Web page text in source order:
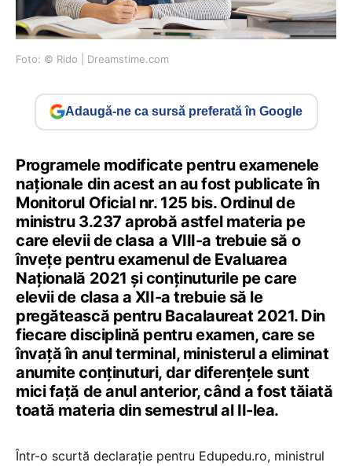
Foto: © Rido | Dreamstime.com
Adaugă-ne ca sursă preferată în Google
Programele modificate pentru examenele
naționale din acest an au fost publicate în
Monitorul Oficial nr. 125 bis. Ordinul de
ministru 3.237 aprobă astfel materia pe
care elevii de clasa a VIII-a trebuie să o
învețe pentru examenul de Evaluarea
Națională 2021 și conținuturile pe care
elevii de clasa a XII-a trebuie să le
pregătească pentru Bacalaureat 2021. Din
fiecare disciplină pentru examen, care se
învață în anul terminal, ministerul a eliminat
anumite conținuturi, dar diferențele sunt
mici față de anul anterior, când a fost tăiată
toată materia din semestrul al II-lea.
Într-o scurtă declarație pentru Edupedu.ro, ministrul